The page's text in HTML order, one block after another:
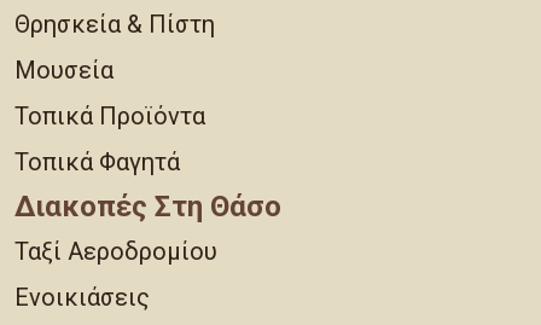
Θρησκεία & Πίστη
Μουσεία
Τοπικά Προϊόντα
Τοπικά Φαγητά
Διακοπές Στη Θάσο
Ταξί Αεροδρομίου
Ενοικιάσεις